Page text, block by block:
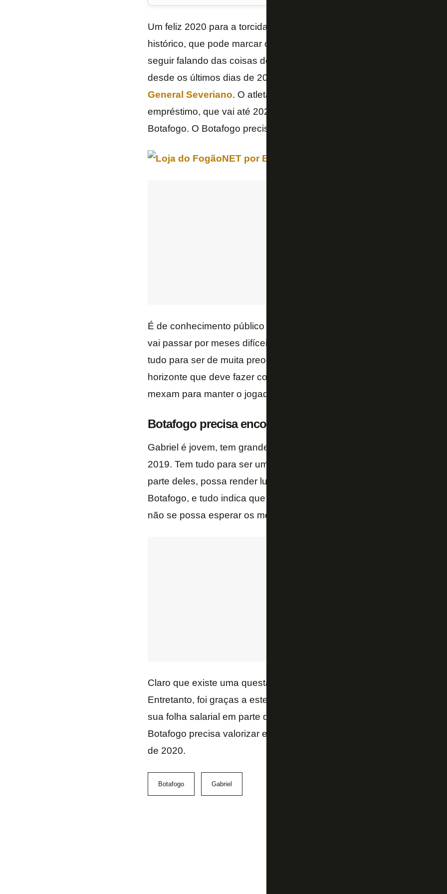
Um feliz 2020 para a torcida do
histórico, que pode marcar o reencontro do clube com seus
seguir falando das coisas do Glorioso. Um dos assuntos que mais
desde os últimos dias de 2019 é o
General Severiano. O atleta já se recusou por duas vezes a
empréstimo, que vai até 2021, e postou em suas redes sociais que
Botafogo. O Botafogo precisa valorizar o esforço de Gabriel para
É de conhecimento público a delicada situação do clube. Até de fato
vai passar por meses difíceis e de baixo investimento. O
tudo para ser de muita preocupação. Entretanto, hoje existe um
horizonte que deve fazer com que as pessoas que estão à frente do
mexam para manter o jogador.
Botafogo precisa encontrar dinheiro para Gabriel ficar
Gabriel é jovem, tem grande potencial e foi um dos principais
2019. Tem tudo para ser um jogador que, tendo os direitos
parte deles, possa render lucro no futuro. Se existem investidores
Botafogo, e tudo indica que sim, é preciso que especificamente
não se possa esperar os meses de sofrimento passarem.
Claro que existe uma questão legal em relação a se colocar dinheiro
Entretanto, foi graças a este horizonte que o Botafogo conseguiu
sua folha salarial em parte do segundo semestre de 2019. Portanto,
Botafogo precisa valorizar esforço de Gabriel para permanecer.
de 2020.
Botafogo Gabriel